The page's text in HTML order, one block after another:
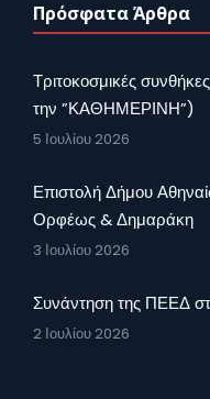
Πρόσφατα Άρθρα
Τριτοκοσμικές
την ”ΚΑΘΗΜΕΡΙΝΗ”)
5 Ιουλίου 2026
Επιστολή Δήμου
Ορφέως & Δημαράκη
3 Ιουλίου 2026
Συνάντηση της ΠΕΕΔ
2 Ιουλίου 2026